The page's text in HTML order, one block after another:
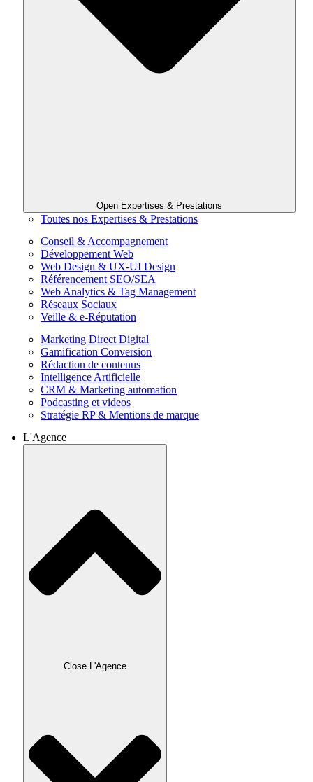
Open Expertises & Prestations
Toutes nos Expertises & Prestations
Conseil & Accompagnement
Développement Web
Web Design & UX-UI Design
Référencement SEO/SEA
Web Analytics & Tag Management
Réseaux Sociaux
Veille & e-Réputation
Marketing Direct Digital
Gamification Conversion
Rédaction de contenus
Intelligence Artificielle
CRM & Marketing automation
Podcasting et videos
Stratégie RP & Mentions de marque
L'Agence
Close L'Agence